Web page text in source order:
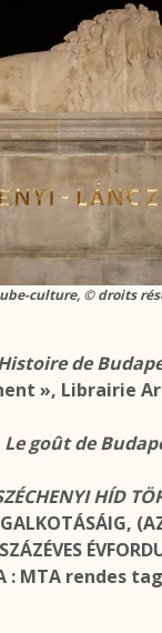
culture, © droits
de
», Librairie
Le goût de
HÍD
: MTA rendes